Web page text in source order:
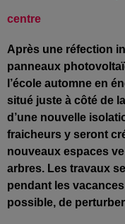
centre
Après une réfection
panneaux
l’école automne en
situé juste à côté de
d’une nouvelle
fraicheurs y seront
nouveaux espaces
arbres. Les travaux
pendant les
possible, de